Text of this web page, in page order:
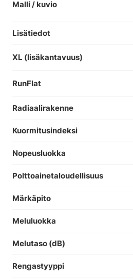
Malli / kuvio
Lisätiedot
XL (lisäkantavuus)
RunFlat
Radiaalirakenne
Kuormitusindeksi
Nopeusluokka
Polttoainetaloudellisuus
Märkäpito
Meluluokka
Melutaso (dB)
Rengastyyppi